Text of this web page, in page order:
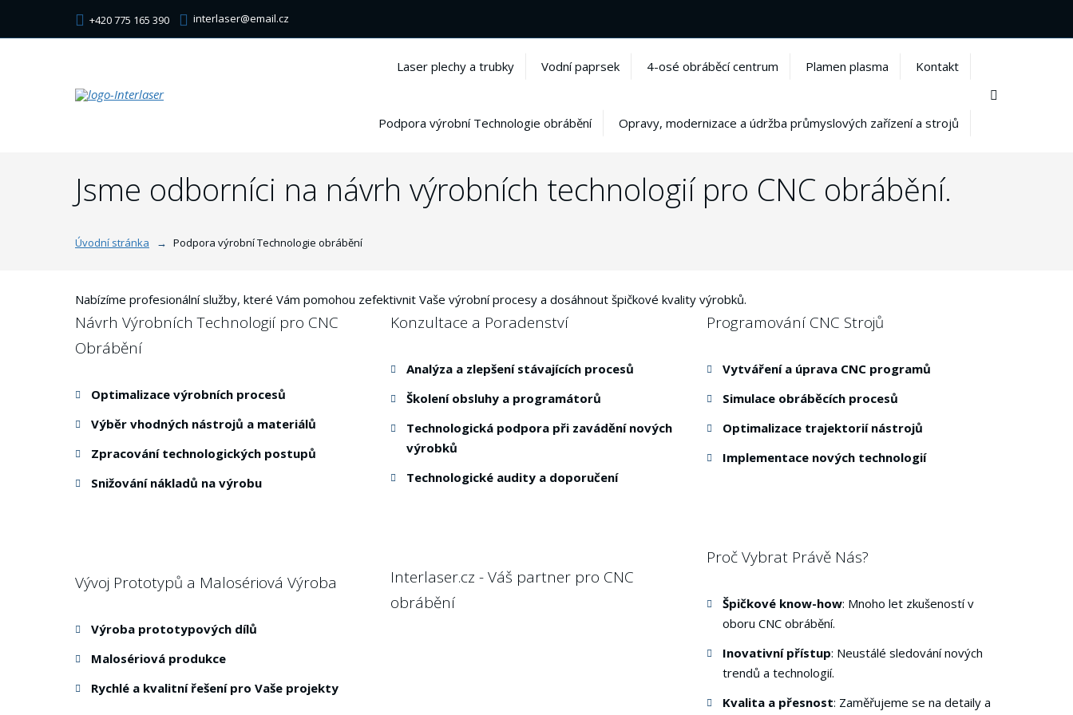
+420 775 165 390 interlaser@email.cz
Laser plechy a trubky Vodní paprsek 4-osé obráběcí centrum Plamen plasma Kontakt
Podpora výrobní Technologie obrábění Opravy, modernizace a údržba průmyslových zařízení a strojů
Jsme odborníci na návrh výrobních technologií pro CNC obrábění.
Úvodní stránka Podpora výrobní Technologie obrábění
Nabízíme profesionální služby, které Vám pomohou zefektivnit Vaše výrobní procesy a dosáhnout špičkové kvality výrobků.
Návrh Výrobních Technologií pro CNC
Obrábění
Optimalizace výrobních procesů
Výběr vhodných nástrojů a materiálů
Zpracování technologických postupů
Snižování nákladů na výrobu
Vývoj Prototypů a Malosériová Výroba
Výroba prototypových dílů
Malosériová produkce
Rychlé a kvalitní řešení pro Vaše projekty
Konzultace a Poradenství
Analýza a zlepšení stávajících procesů
Školení obsluhy a programátorů
Technologická podpora při zavádění nových
výrobků
Technologické audity a doporučení
Interlaser.cz - Váš partner pro CNC
obrábění
Programování CNC Strojů
Vytváření a úprava CNC programů
Simulace obráběcích procesů
Optimalizace trajektorií nástrojů
Implementace nových technologií
Proč Vybrat Právě Nás?
Špičkové know-how: Mnoho let zkušeností v
oboru CNC obrábění.
Inovativní přístup: Neustálé sledování nových
trendů a technologií.
Kvalita a přesnost: Zaměřujeme se na detaily a